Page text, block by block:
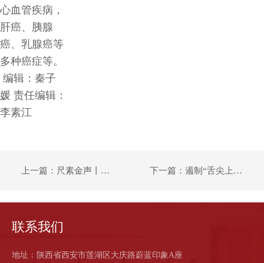
心血管疾病，
肝癌、胰腺
癌、乳腺癌等
多种癌症等。
编辑：秦子
媛 责任编辑：
李素江
上一篇：尺素金声丨一年损耗浪费食物4.6亿吨，反食品浪费从小事做起 下一篇：遏制“舌尖上的浪费” 各地出台了哪些具体举措
联系我们
地址：陕西省西安市莲湖区大庆路蔚蓝印象A座